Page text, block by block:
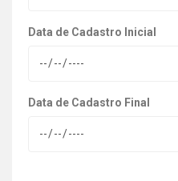
Data de Cadastro Inicial
Data de Cadastro Final